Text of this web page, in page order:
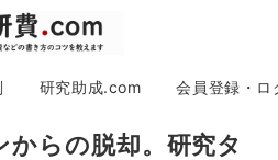
研究助成.com 会員登録・ロ
らの脱却。研究タ